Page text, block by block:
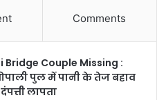
Comments
Bridge Couple Missing :
पुल में पानी के तेज बहाव
लापता